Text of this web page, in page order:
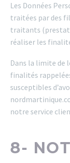
Les Données
traitées par des
traitants
réaliser les
Dans la limite de
finalités
susceptibles
notre service
8-